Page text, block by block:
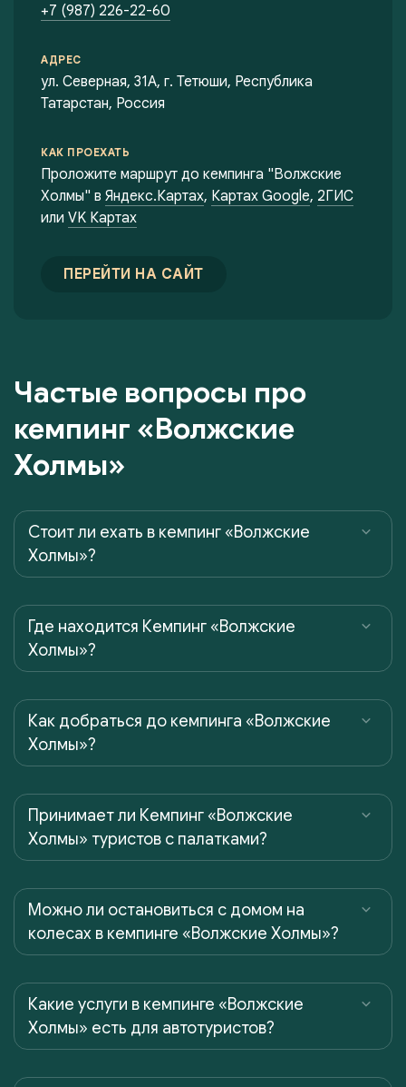
+7 (987) 226-22-60
АДРЕС
ул. Северная, 31А, г. Тетюши, Республика
Татарстан, Россия
КАК ПРОЕХАТЬ
Проложите маршрут до кемпинга "Волжские
Холмы" в Яндекс.Картах, Картах Google, 2ГИС
или VK Картах
ПЕРЕЙТИ НА САЙТ
Частые вопросы про
кемпинг «Волжские
Холмы»
Cтоит ли ехать в кемпинг «Волжские
Холмы»?
Где находится Кемпинг «Волжские
Холмы»?
Как добраться до кемпинга «Волжские
Холмы»?
Принимает ли Кемпинг «Волжские
Холмы» туристов с палатками?
Можно ли остановиться с домом на
колесах в кемпинге «Волжские Холмы»?
Какие услуги в кемпинге «Волжские
Холмы» есть для автотуристов?